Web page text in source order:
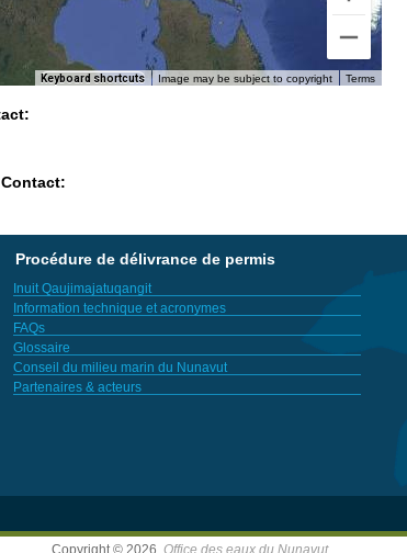
Keyboard shortcuts Image may be subject to copyright Terms
Procédure de délivrance de permis
Inuit Qaujimajatuqangit
Information technique et acronymes
FAQs
Glossaire
Conseil du milieu marin du Nunavut
Partenaires & acteurs
Copyright © 2026, Office des eaux du Nunavut